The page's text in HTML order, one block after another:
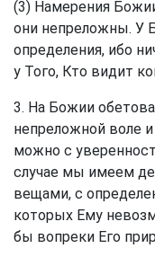
(3) Намерения
они непреложны. У
определения, ибо
у Того, Кто видит
3. На Божии
непреложной воле
можно с
случае мы имеем
вещами, с
которых Ему
бы вопреки Его